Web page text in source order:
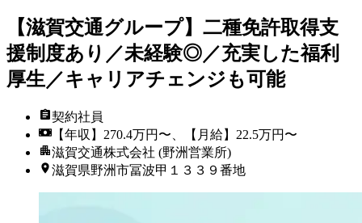
【滋賀交通グループ】二種免許取得支
援制度あり／未経験◎／充実した福利
厚生／キャリアチェンジも可能
契約社員
【年収】270.4万円〜、【月給】22.5万円〜
滋賀交通株式会社 (野洲営業所)
滋賀県野洲市冨波甲１３３９番地